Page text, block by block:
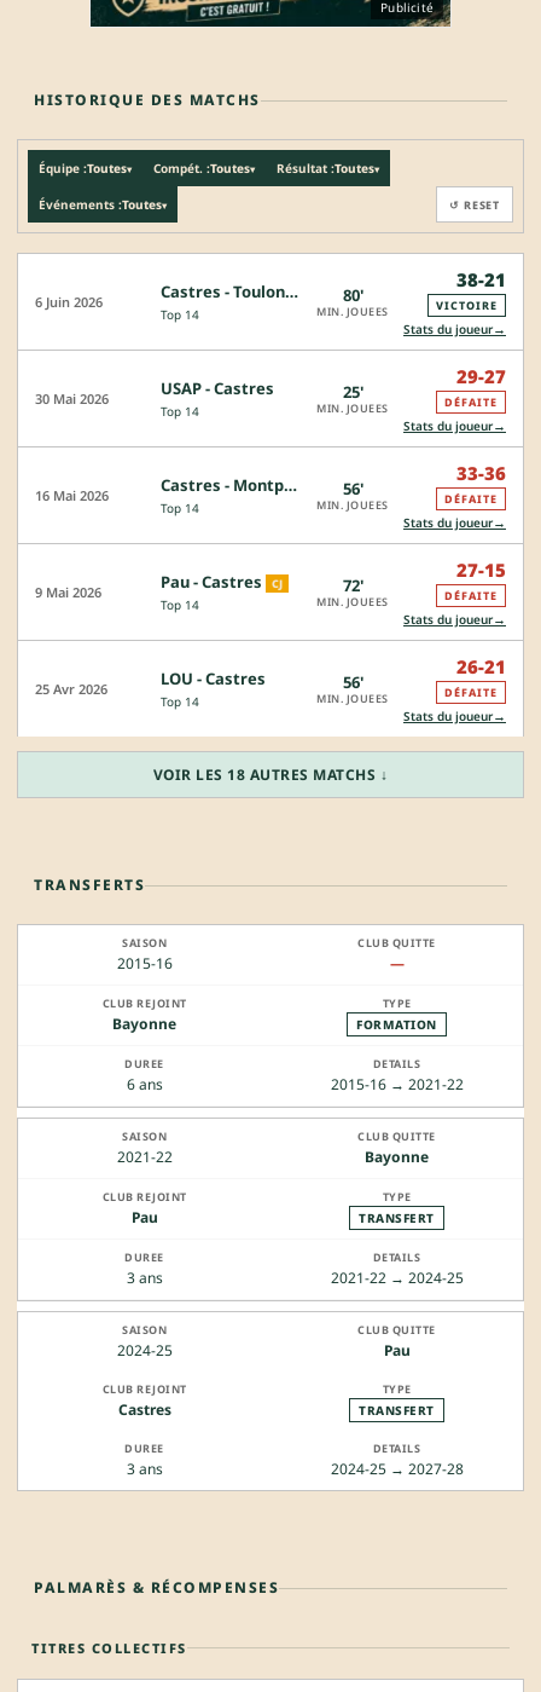
Publicité
HISTORIQUE DES MATCHS
Équipe :Toutes▾ Compét. :Toutes▾ Résultat :Toutes▾
Événements :Toutes▾ ↺ RESET
6 Juin 2026 Castres - ToulonCR
Top 14
80'
MIN. JOUEES
38-21
VICTOIRE
Stats du joueur→
30 Mai 2026 USAP - Castres
Top 14
25'
MIN. JOUEES
29-27
DÉFAITE
Stats du joueur→
16 Mai 2026 Castres - Montpellier
Top 14
56'
MIN. JOUEES
33-36
DÉFAITE
Stats du joueur→
9 Mai 2026 Pau - Castres CJ
Top 14
72'
MIN. JOUEES
27-15
DÉFAITE
Stats du joueur→
25 Avr 2026 LOU - Castres
Top 14
56'
MIN. JOUEES
26-21
DÉFAITE
Stats du joueur→
VOIR LES 18 AUTRES MATCHS ↓
TRANSFERTS
2015-16 —
Bayonne FORMATION
6 ans 2015-16 → 2021-22
2021-22 Bayonne
Pau TRANSFERT
3 ans 2021-22 → 2024-25
2024-25 Pau
Castres TRANSFERT
3 ans 2024-25 → 2027-28
PALMARÈS & RÉCOMPENSES
TITRES COLLECTIFS